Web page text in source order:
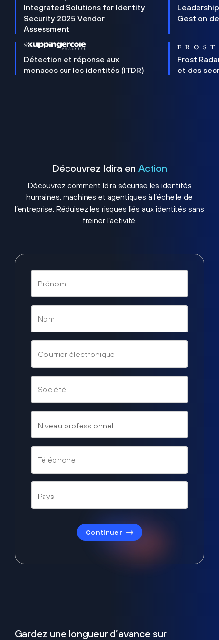
Integrated Solutions for Identity
Security 2025 Vendor
Assessment
Gestion
Détection et réponse aux
menaces sur les identités (ITDR)
Frost
et des
Découvrez Idira en Action
Découvrez comment Idira sécurise les identités
humaines, machines et agentiques à l’échelle de
l’entreprise. Réduisez les risques liés aux identités sans
freiner l’activité.
Continuer
Gardez une longueur d’avance sur